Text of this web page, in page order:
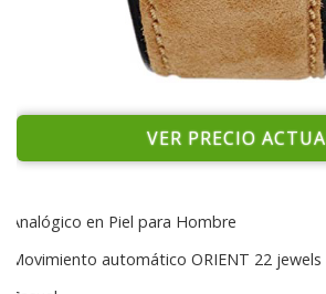
VER PRECIO
Analógico en Piel para Hombre
Movimiento automático ORIENT 22 jewels